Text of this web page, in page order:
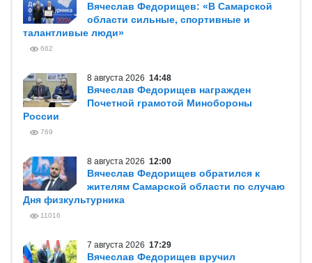
Вячеслав Федорищев: «В Самарской
области сильные, спортивные и
талантливые люди»
662
8 августа 2026 14:48
Вячеслав Федорищев награжден
Почетной грамотой Минобороны
России
769
8 августа 2026 12:00
Вячеслав Федорищев обратился к
жителям Самарской области по случаю
Дня физкультурника
11016
7 августа 2026 17:29
Вячеслав Федорищев вручил